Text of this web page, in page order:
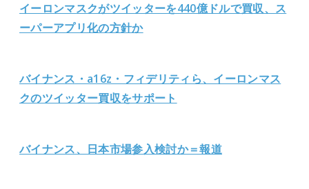
イーロンマスクがツイッターを440億ドルで買収、ス
ーパーアプリ化の方針か
バイナンス・a16z・フィデリティら、イーロンマス
クのツイッター買収をサポート
バイナンス、日本市場参入検討か＝報道